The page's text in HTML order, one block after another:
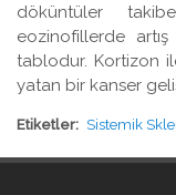
döküntüler
eozinofillerde
tablodur. Kortizon
yatan bir kanser
Etiketler: Sistemik